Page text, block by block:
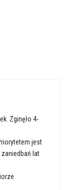
Zginęło 4-
jest
lat